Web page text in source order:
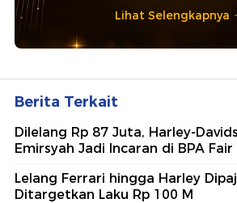
Lihat Selengkapnya
Berita Terkait
Dilelang Rp 87 Juta, Harley-
Emirsyah Jadi Incaran di BPA Fair
Lelang Ferrari hingga Harley
Ditargetkan Laku Rp 100 M